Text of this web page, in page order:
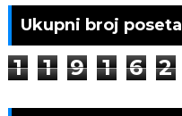
Ukupni broj poseta
1 1 9 1 6 2